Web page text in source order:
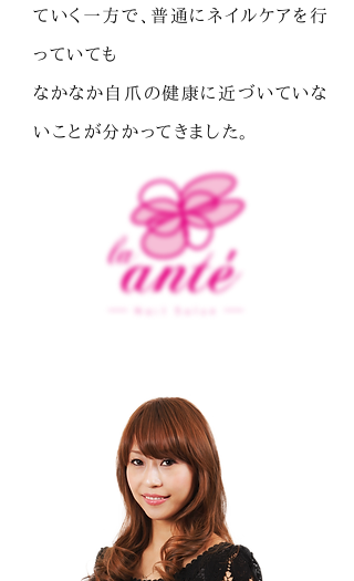
ていく一方で、普通にネイルケアを行
っていても
なかなか自爪の健康に近づいていな
いことが分かってきました。